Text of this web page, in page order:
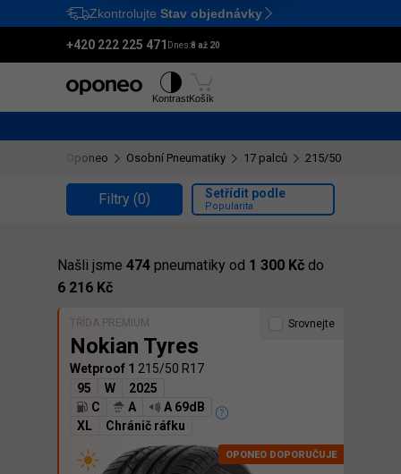
Ctrl M
Zkontrolujte Stav objednávky
+420 222 225 471 Dnes:8 až 20
KontrastKošík
Oponeo Osobní Pneumatiky 17 palců 215/50 R17
Filtry (0)
Našli jsme 474 pneumatiky od 1 300 Kč do
6 216 Kč
Setřídit podle
Popularita
TŘÍDA PREMIUM
Nokian Tyres
Wetproof 1 215/50 R17
95
W
2025
C
A
A 69dB
XL
Chránič ráfku
Srovnejte